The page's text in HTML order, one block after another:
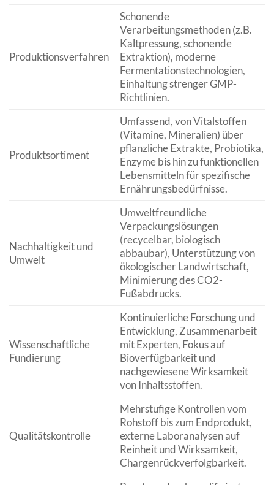
Produktionsverfahren
Schonende
Verarbeitungsmethoden (z.B.
Kaltpressung, schonende
Extraktion), moderne
Fermentationstechnologien,
Einhaltung strenger GMP-
Richtlinien.
Produktsortiment
Umfassend, von Vitalstoffen
(Vitamine, Mineralien) über
pflanzliche Extrakte, Probiotika,
Enzyme bis hin zu funktionellen
Lebensmitteln für spezifische
Ernährungsbedürfnisse.
Nachhaltigkeit und
Umwelt
Umweltfreundliche
Verpackungslösungen
(recycelbar, biologisch
abbaubar), Unterstützung von
ökologischer Landwirtschaft,
Minimierung des CO2-
Fußabdrucks.
Wissenschaftliche
Fundierung
Kontinuierliche Forschung und
Entwicklung, Zusammenarbeit
mit Experten, Fokus auf
Bioverfügbarkeit und
nachgewiesene Wirksamkeit
von Inhaltsstoffen.
Qualitätskontrolle
Mehrstufige Kontrollen vom
Rohstoff bis zum Endprodukt,
externe Laboranalysen auf
Reinheit und Wirksamkeit,
Chargenrückverfolgbarkeit.